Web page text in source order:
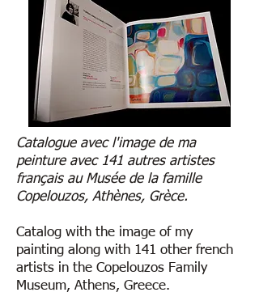
Catalogue avec l'image de ma
peinture avec 141 autres artistes
français au Musée de la famille
Copelouzos, Athènes, Grèce.
Catalog with the image of my
painting along with 141 other french
artists in the Copelouzos Family
Museum, Athens, Greece.